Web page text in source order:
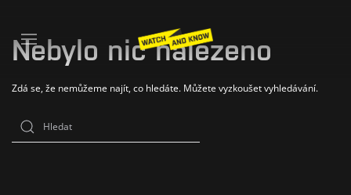
Nebylo nic nalezeno
Zdá se, že nemůžeme najít, co hledáte. Můžete vyzkoušet vyhledávání.